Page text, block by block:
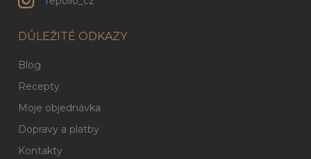
DŮLEŽITÉ ODKAZY
Blog
Recepty
Moje objednávka
Dopravy a platby
Kontakty